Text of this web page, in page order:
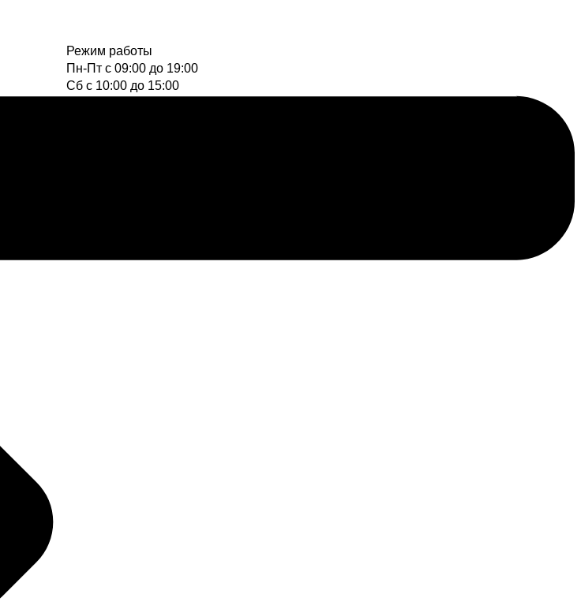
Режим работы
Пн-Пт с 09:00 до 19:00
Cб с 10:00 до 15:00